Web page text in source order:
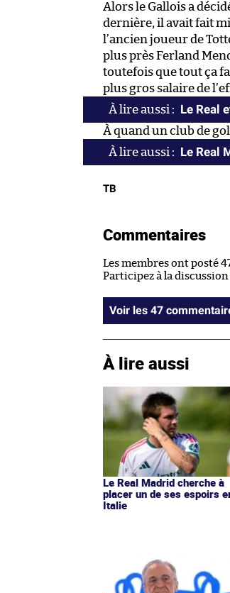
Alors le Gallois a
dernière, il avait fait
l’ancien joueur de
plus près Ferland
toutefois que tout ça
plus gros salaire de
Le Real
À quand un club de
Le Real
TB
Commentaires
Les membres ont posté
Participez à la discussion
Voir les 47
À lire aussi
Le Real Madrid cherche à
placer un de ses espoirs
Italie